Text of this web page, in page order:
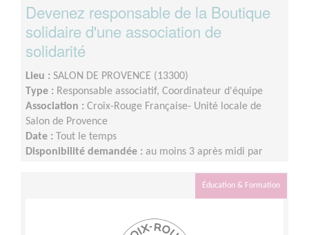
Devenez responsable de la Boutique
solidaire d'une association de
solidarité
Lieu : SALON DE PROVENCE (13300)
Type : Responsable associatif, Coordinateur d'équipe
Association : Croix-Rouge Française- Unité locale de
Salon de Provence
Date : Tout le temps
Disponibilité demandée : au moins 3 après midi par
Éducation & Formation